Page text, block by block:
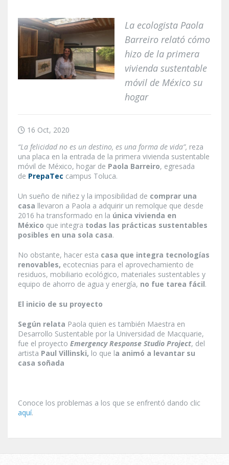
La ecologista Paola
Barreiro relató cómo
hizo de la primera
vivienda sustentable
móvil de México su
hogar
16 Oct, 2020
“La felicidad no es un destino, es una forma de vida”, reza
una placa en la entrada de la primera vivienda sustentable
móvil de México, hogar de Paola Barreiro, egresada
de PrepaTec campus Toluca.
Un sueño de niñez y la imposibilidad de comprar una
casa llevaron a Paola a adquirir un remolque que desde
2016 ha transformado en la única vivienda en
México que integra todas las prácticas sustentables
posibles en una sola casa.
No obstante, hacer esta casa que integra tecnologías
renovables, ecotecnias para el aprovechamiento de
residuos, mobiliario ecológico, materiales sustentables y
equipo de ahorro de agua y energía, no fue tarea fácil.
El inicio de su proyecto
Según relata Paola quien es también Maestra en
Desarrollo Sustentable por la Universidad de Macquarie,
fue el proyecto Emergency Response Studio Project, del
artista Paul Villinski, lo que la animó a levantar su
casa soñada
Conoce los problemas a los que se enfrentó dando clic
aquí.